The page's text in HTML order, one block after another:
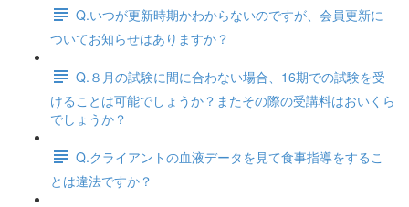
Q.いつが更新時期かわからないのですが、会員更新に
ついてお知らせはありますか？
Q.８月の試験に間に合わない場合、16期での試験を受
けることは可能でしょうか？またその際の受講料はおいくら
でしょうか？
Q.クライアントの血液データを見て食事指導をするこ
とは違法ですか？